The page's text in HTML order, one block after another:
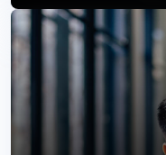
Read More